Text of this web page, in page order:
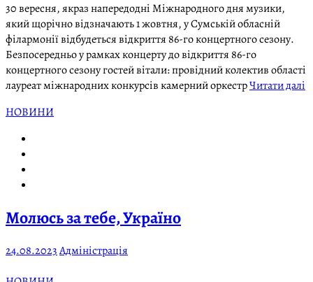
30 вересня, якраз напередодні Міжнародного дня музики,
який щорічно відзначають 1 жовтня, у Сумській обласній
філармонії відбудеться відкриття 86-го концертного сезону.
Безпосередньо у рамках концерту до відкриття 86-го
концертного сезону гостей вітали: провідний колектив області
лауреат міжнародних конкурсів камерний оркестрЧитати далі
НОВИНИ
Молюсь за тебе, Україно
24.08.2023Адміністрація